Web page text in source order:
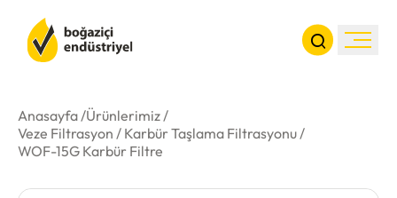
Kurumsal
Ürünler
Haberler
Anasayfa /Ürünlerimiz /
Veze Filtrasyon / Karbür Taşlama Filtrasyonu/
WOF-15G Karbür Filtre